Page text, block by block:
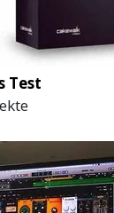
Test